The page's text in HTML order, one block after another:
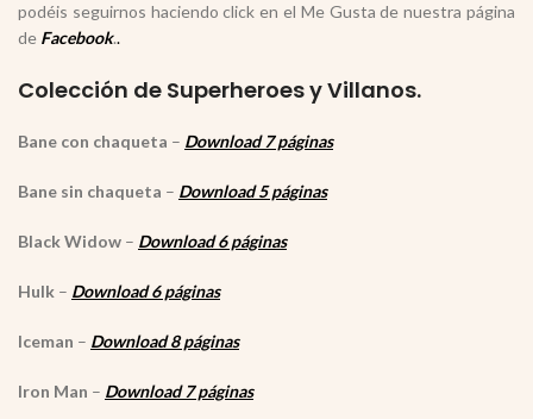
podéis seguirnos haciendo click en el Me Gusta de nuestra página
de Facebook..
Colección de Superheroes y Villanos.
Bane con chaqueta – Download 7 páginas
Bane sin chaqueta – Download 5 páginas
Black Widow – Download 6 páginas
Hulk – Download 6 páginas
Iceman – Download 8 páginas
Iron Man – Download 7 páginas